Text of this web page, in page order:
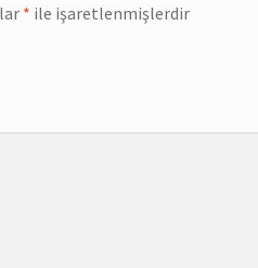
* ile işaretlenmişlerdir